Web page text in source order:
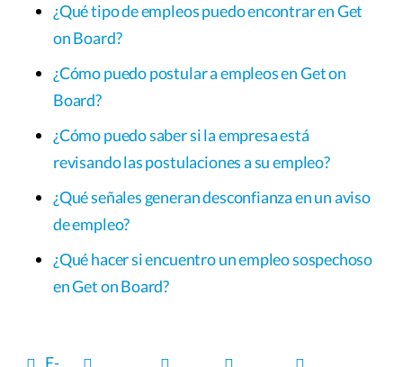
¿Qué tipo de empleos puedo encontrar en Get
on Board?
¿Cómo puedo postular a empleos en Get on
Board?
¿Cómo puedo saber si la empresa está
revisando las postulaciones a su empleo?
¿Qué señales generan desconfianza en un aviso
de empleo?
¿Qué hacer si encuentro un empleo sospechoso
en Get on Board?
E-